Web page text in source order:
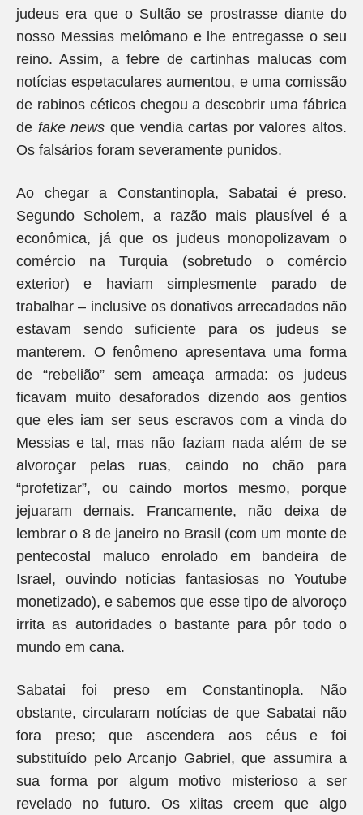
judeus era que o Sultão se prostrasse diante do
nosso Messias melômano e lhe entregasse o seu
reino. Assim, a febre de cartinhas malucas com
notícias espetaculares aumentou, e uma comissão
de rabinos céticos chegou a descobrir uma fábrica
de fake news que vendia cartas por valores altos.
Os falsários foram severamente punidos.
Ao chegar a Constantinopla, Sabatai é preso.
Segundo Scholem, a razão mais plausível é a
econômica, já que os judeus monopolizavam o
comércio na Turquia (sobretudo o comércio
exterior) e haviam simplesmente parado de
trabalhar – inclusive os donativos arrecadados não
estavam sendo suficiente para os judeus se
manterem. O fenômeno apresentava uma forma
de “rebelião” sem ameaça armada: os judeus
ficavam muito desaforados dizendo aos gentios
que eles iam ser seus escravos com a vinda do
Messias e tal, mas não faziam nada além de se
alvoroçar pelas ruas, caindo no chão para
“profetizar”, ou caindo mortos mesmo, porque
jejuaram demais. Francamente, não deixa de
lembrar o 8 de janeiro no Brasil (com um monte de
pentecostal maluco enrolado em bandeira de
Israel, ouvindo notícias fantasiosas no Youtube
monetizado), e sabemos que esse tipo de alvoroço
irrita as autoridades o bastante para pôr todo o
mundo em cana.
Sabatai foi preso em Constantinopla. Não
obstante, circularam notícias de que Sabatai não
fora preso; que ascendera aos céus e foi
substituído pelo Arcanjo Gabriel, que assumira a
sua forma por algum motivo misterioso a ser
revelado no futuro. Os xiitas creem que algo